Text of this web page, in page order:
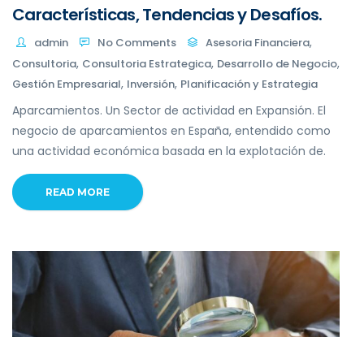
Características, Tendencias y Desafíos.
admin No Comments Asesoria Financiera,
Consultoria, Consultoria Estrategica, Desarrollo de Negocio,
Gestión Empresarial, Inversión, Planificación y Estrategia
Aparcamientos. Un Sector de actividad en Expansión. El
negocio de aparcamientos en España, entendido como
una actividad económica basada en la explotación de.
READ MORE